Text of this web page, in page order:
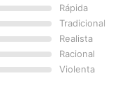
Rápida
Tradicional
Realista
Racional
Violenta